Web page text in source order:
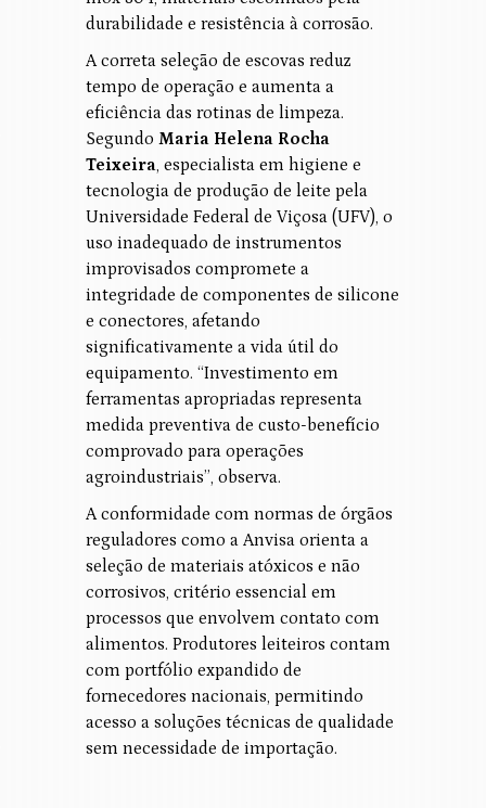
durabilidade e resistência à corrosão.
A correta seleção de escovas reduz
tempo de operação e aumenta a
eficiência das rotinas de limpeza.
Segundo Maria Helena Rocha
Teixeira, especialista em higiene e
tecnologia de produção de leite pela
Universidade Federal de Viçosa (UFV), o
uso inadequado de instrumentos
improvisados compromete a
integridade de componentes de silicone
e conectores, afetando
significativamente a vida útil do
equipamento. “Investimento em
ferramentas apropriadas representa
medida preventiva de custo-benefício
comprovado para operações
agroindustriais”, observa.
A conformidade com normas de órgãos
reguladores como a Anvisa orienta a
seleção de materiais atóxicos e não
corrosivos, critério essencial em
processos que envolvem contato com
alimentos. Produtores leiteiros contam
com portfólio expandido de
fornecedores nacionais, permitindo
acesso a soluções técnicas de qualidade
sem necessidade de importação.